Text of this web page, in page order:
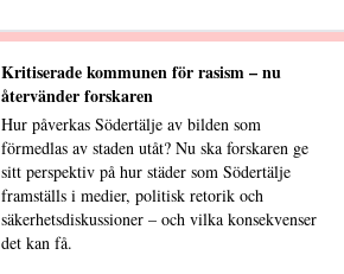
Kritiserade kommunen för rasism – nu
återvänder forskaren
Hur påverkas Södertälje av bilden som
förmedlas av staden utåt? Nu ska forskaren ge
sitt perspektiv på hur städer som Södertälje
framställs i medier, politisk retorik och
säkerhetsdiskussioner – och vilka konsekvenser
det kan få.